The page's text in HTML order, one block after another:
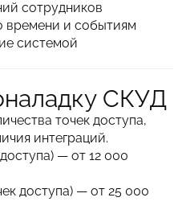
сотрудников
времени и событиям
системой
СКУД
точек доступа,
интеграций.
— от 12 000
доступа) — от 25 000